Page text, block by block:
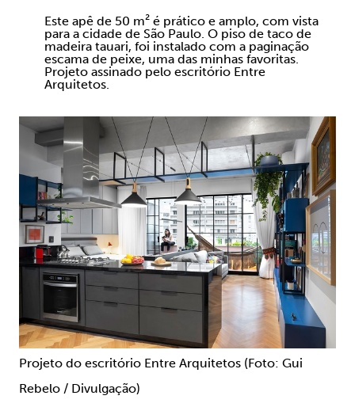
Este apê de 50 m² é prático e amplo, com vista
para a cidade de São Paulo. O piso de taco de
madeira tauari, foi instalado com a paginação
escama de peixe, uma das minhas favoritas.
Projeto assinado pelo escritório Entre
Arquitetos.
Projeto do escritório Entre Arquitetos (Foto: Gui
Rebelo / Divulgação)